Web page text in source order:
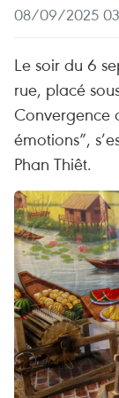
08/09/2025
Le soir du 6
rue, placé
Convergence
émotions”,
Phan Thiêt.